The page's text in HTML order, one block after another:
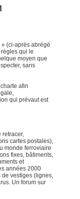
» (ci-après abrégé
qui le
moyen que
sans
afin
qui prévaut est
retracer,
cartes postales),
monde ferroviaire
fixes, bâtiments,
et
années 2000
vestiges (lignes,
Un forum sur